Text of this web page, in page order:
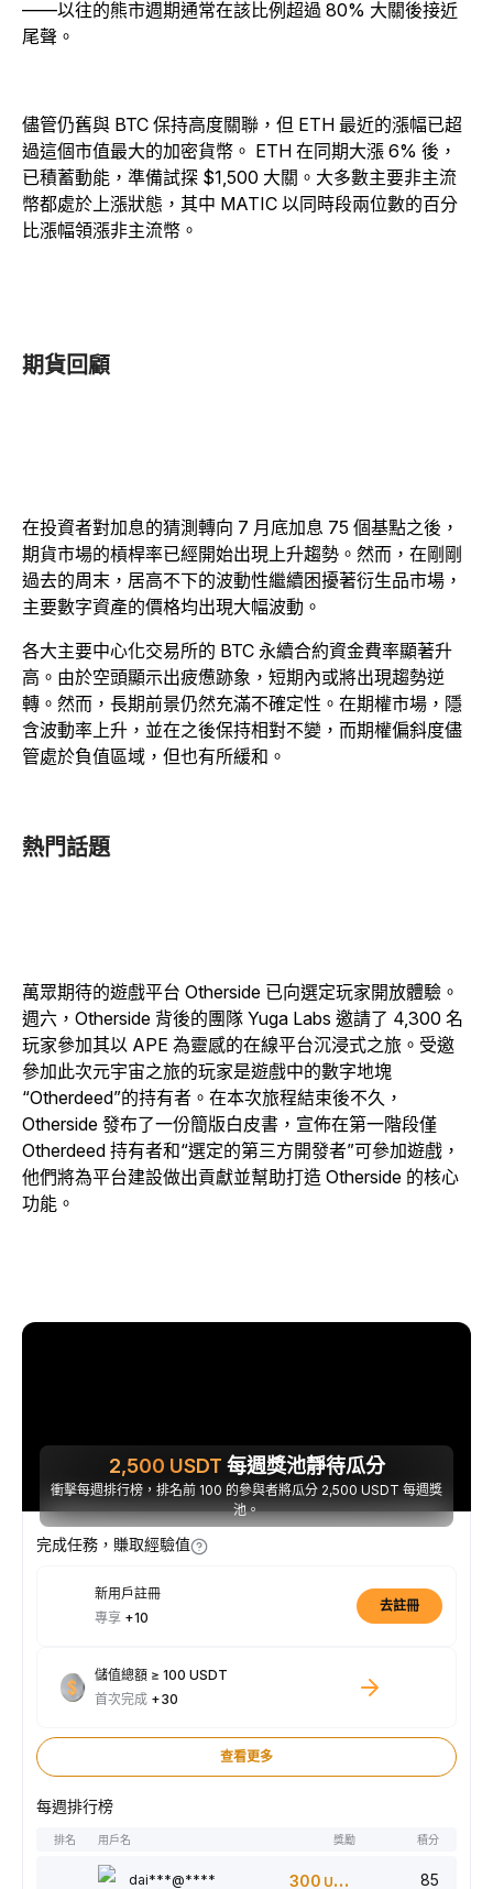
——以往的熊市週期通常在該比例超過 80% 大關後接近
尾聲。
儘管仍舊與 BTC 保持高度關聯，但 ETH 最近的漲幅已超
過這個市值最大的加密貨幣。 ETH 在同期大漲 6% 後，
已積蓄動能，準備試探 $1,500 大關。大多數主要非主流
幣都處於上漲狀態，其中 MATIC 以同時段兩位數的百分
比漲幅領漲非主流幣。
期貨回顧
在投資者對加息的猜測轉向 7 月底加息 75 個基點之後，
期貨市場的槓桿率已經開始出現上升趨勢。然而，在剛剛
過去的周末，居高不下的波動性繼續困擾著衍生品市場，
主要數字資產的價格均出現大幅波動。
各大主要中心化交易所的 BTC 永續合約資金費率顯著升
高。由於空頭顯示出疲憊跡象，短期內或將出現趨勢逆
轉。然而，長期前景仍然充滿不確定性。在期權市場，隱
含波動率上升，並在之後保持相對不變，而期權偏斜度儘
管處於負值區域，但也有所緩和。
熱門話題
萬眾期待的遊戲平台 Otherside 已向選定玩家開放體驗。
週六，Otherside 背後的團隊 Yuga Labs 邀請了 4,300 名
玩家參加其以 APE 為靈感的在線平台沉浸式之旅。受邀
參加此次元宇宙之旅的玩家是遊戲中的數字地塊
“Otherdeed”的持有者。在本次旅程結束後不久，
Otherside 發布了一份簡版白皮書，宣佈在第一階段僅
Otherdeed 持有者和“選定的第三方開發者”可參加遊戲，
他們將為平台建設做出貢獻並幫助打造 Otherside 的核心
功能。
2,500 USDT 每週獎池靜待瓜分
衝擊每週排行榜，排名前 100 的參與者將瓜分 2,500 USDT 每週獎
池。
完成任務，賺取經驗值
新用戶註冊
專享 +10
去註冊
儲值總額 ≥ 100 USDT
首次完成 +30
查看更多
每週排行榜
排名 用戶名 獎勵 積分
dai***@**** 300 USDT 85